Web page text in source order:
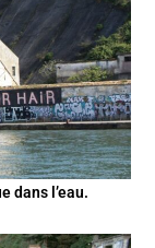
dans l’eau.